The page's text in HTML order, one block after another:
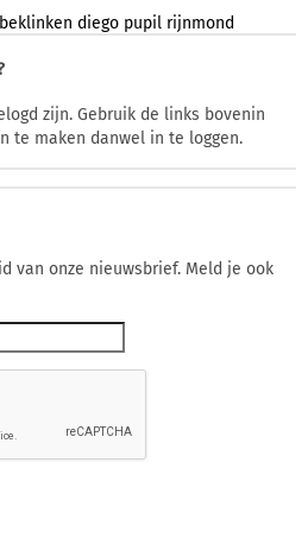
beklinken diego pupil rijnmond
zijn. Gebruik de links bovenin
te maken danwel in te loggen.
van onze nieuwsbrief. Meld je ook